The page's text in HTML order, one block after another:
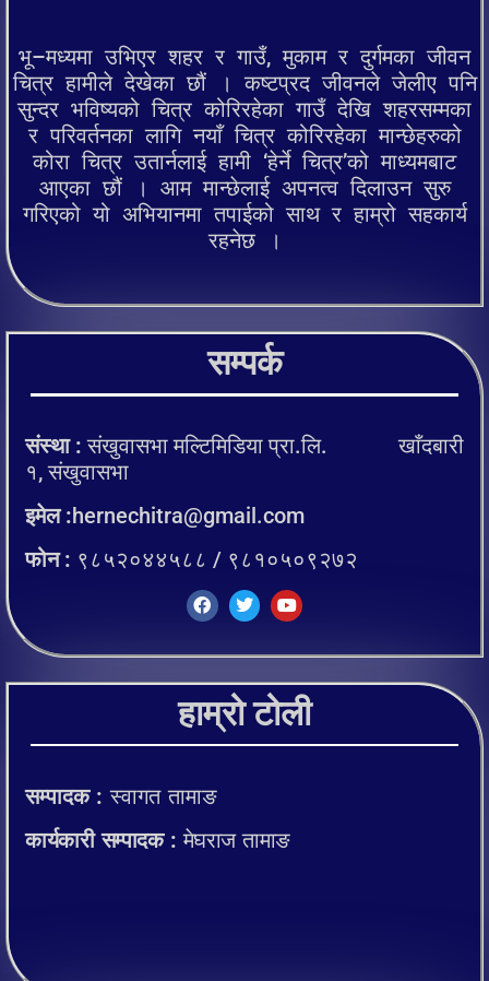
भू–मध्यमा उभिएर शहर र गाउँ, मुकाम र दुर्गमका जीवन
चित्र हामीले देखेका छौं । कष्टप्रद जीवनले जेलीए पनि
सुन्दर भविष्यको चित्र कोरिरहेका गाउँ देखि शहरसम्मका
र परिवर्तनका लागि नयाँ चित्र कोरिरहेका मान्छेहरुको
कोरा चित्र उतार्नलाई हामी ‘हेर्ने चित्र’को माध्यमबाट
आएका छौं । आम मान्छेलाई अपनत्व दिलाउन सुरु
गरिएको यो अभियानमा तपाईको साथ र हाम्रो सहकार्य
रहनेछ ।
सम्पर्क
संस्था : संखुवासभा मल्टिमिडिया प्रा.लि. खाँदबारी
१, संखुवासभा
इमेल :hernechitra@gmail.com
फोन : ९८५२०४४५८८ / ९८१०५०९२७२
हाम्रो टोली
सम्पादक :स्वागत तामाङ
कार्यकारी सम्पादक :मेघराज तामाङ